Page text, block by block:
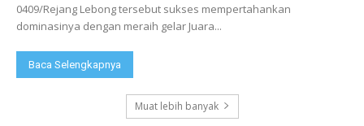
0409/Rejang Lebong tersebut sukses mempertahankan
dominasinya dengan meraih gelar Juara...
Baca Selengkapnya
Muat lebih banyak